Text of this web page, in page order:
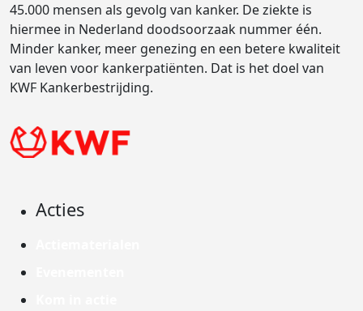
45.000 mensen als gevolg van kanker. De ziekte is
hiermee in Nederland doodsoorzaak nummer één.
Minder kanker, meer genezing en een betere kwaliteit
van leven voor kankerpatiënten. Dat is het doel van
KWF Kankerbestrijding.
Acties